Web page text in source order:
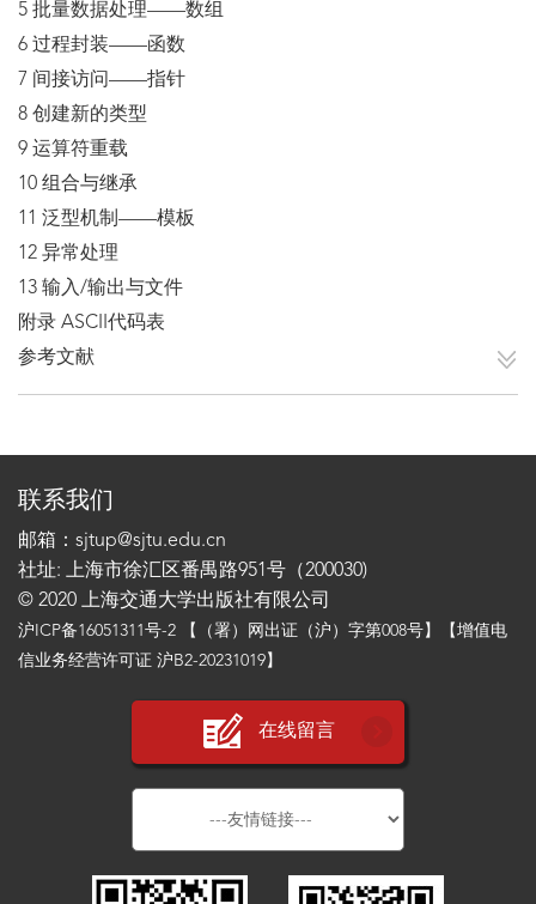
5 批量数据处理——数组
6 过程封装——函数
7 间接访问——指针
8 创建新的类型
9 运算符重载
10 组合与继承
11 泛型机制——模板
12 异常处理
13 输入/输出与文件
附录 ASCII代码表
参考文献
联系我们
邮箱：sjtup@sjtu.edu.cn
社址: 上海市徐汇区番禺路951号（200030)
© 2020 上海交通大学出版社有限公司
沪ICP备16051311号-2 【（署）网出证（沪）字第008号】【增值电
信业务经营许可证 沪B2-20231019】
在线留言